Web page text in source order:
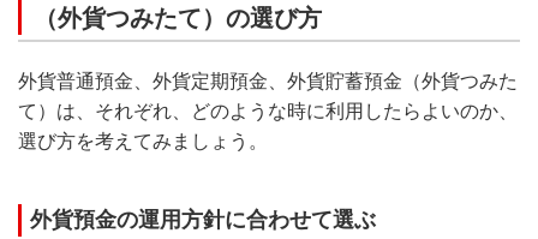
（外貨つみたて）の選び方
外貨普通預金、外貨定期預金、外貨貯蓄預金（外貨つみた
て）は、それぞれ、どのような時に利用したらよいのか、
選び方を考えてみましょう。
外貨預金の運用方針に合わせて選ぶ